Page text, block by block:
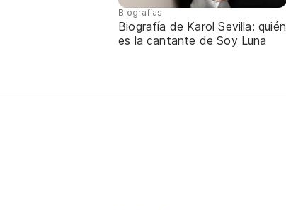
Biografías
Biografía de Karol Sevilla: quién
es la cantante de Soy Luna